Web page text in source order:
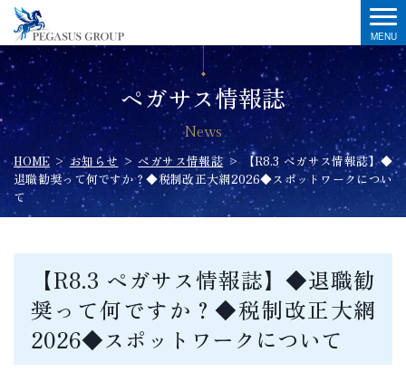
ペガサス情報誌
News
HOME > お知らせ >ペガサス情報誌> 【R8.3 ペガサス情報誌】◆
退職勧奨って何ですか？◆税制改正大網2026◆スポットワークについ
て
【R8.3 ペガサス情報誌】◆退職勧
奨って何ですか？◆税制改正大網
2026◆スポットワークについて